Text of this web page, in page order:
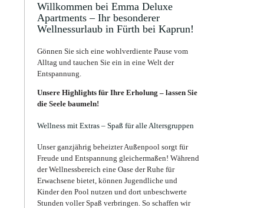
Willkommen bei Emma Deluxe
Apartments – Ihr besonderer
Wellnessurlaub in Fürth bei Kaprun!
Gönnen Sie sich eine wohlverdiente Pause vom
Alltag und tauchen Sie ein in eine Welt der
Entspannung.
Unsere Highlights für Ihre Erholung – lassen Sie
die Seele baumeln!
Wellness mit Extras – Spaß für alle Altersgruppen
Unser ganzjährig beheizter Außenpool sorgt für
Freude und Entspannung gleichermaßen! Während
der Wellnessbereich eine Oase der Ruhe für
Erwachsene bietet, können Jugendliche und
Kinder den Pool nutzen und dort unbeschwerte
Stunden voller Spaß verbringen. So schaffen wir